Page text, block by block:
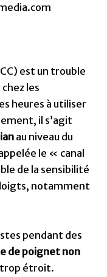
est un trouble
les
heures à utiliser
il s’agit
au niveau du
le « canal
de la sensibilité
notamment
pendant des
de poignet non
trop étroit.